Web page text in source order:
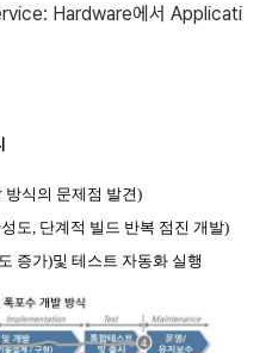
Hardware에서 Applicati
방식의 문제점 발견)
도 단계적 빌드 반복 점진 개발)
증가)및 테스트 자동화 실행